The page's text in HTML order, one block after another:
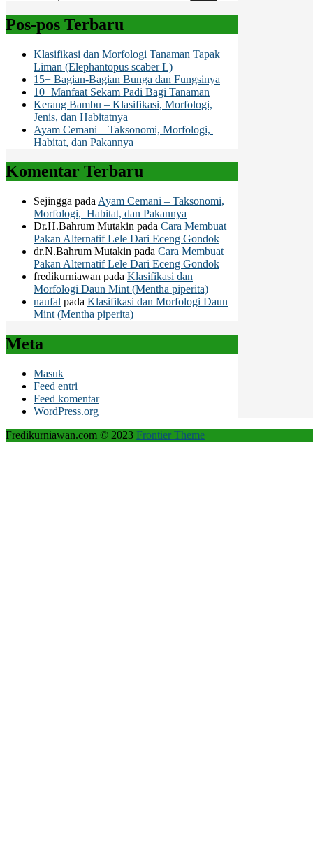
Pos-pos Terbaru
Klasifikasi dan Morfologi Tanaman Tapak
Liman (Elephantopus scaber L)
15+ Bagian-Bagian Bunga dan Fungsinya
10+Manfaat Sekam Padi Bagi Tanaman
Kerang Bambu – Klasifikasi, Morfologi,
Jenis, dan Habitatnya
Ayam Cemani – Taksonomi, Morfologi,
Habitat, dan Pakannya
Komentar Terbaru
Sejingga pada Ayam Cemani – Taksonomi,
Morfologi, Habitat, dan Pakannya
Dr.H.Bahrum Mutakin pada Cara Membuat
Pakan Alternatif Lele Dari Eceng Gondok
dr.N.Bahrum Mutakin pada Cara Membuat
Pakan Alternatif Lele Dari Eceng Gondok
fredikurniawan pada Klasifikasi dan
Morfologi Daun Mint (Mentha piperita)
naufal pada Klasifikasi dan Morfologi Daun
Mint (Mentha piperita)
Meta
Masuk
Feed entri
Feed komentar
WordPress.org
Fredikurniawan.com © 2023 Frontier Theme